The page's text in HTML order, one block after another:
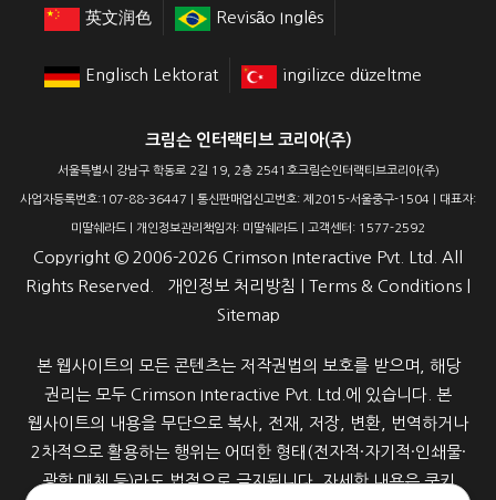
英文润色 Revisão Inglês
Englisch Lektorat ingilizce düzeltme
크림슨 인터랙티브 코리아(주)
서울특별시 강남구 학동로 2길 19, 2층 2541호크림슨인터랙티브코리아(주)
사업자등록번호:107-88-36447 | 통신판매업신고번호: 제2015-서울중구-1504 | 대표자:
미딸쉐라드 | 개인정보관리책임자: 미딸쉐라드 | 고객센터: 1577-2592
Copyright © 2006-2026 Crimson Interactive Pvt. Ltd. All
Rights Reserved. 개인정보 처리방침 Terms & Conditions
Sitemap
본 웹사이트의 모든 콘텐츠는 저작권법의 보호를 받으며, 해당
권리는 모두 Crimson Interactive Pvt. Ltd.에 있습니다. 본
웹사이트의 내용을 무단으로 복사, 전재, 저장, 변환, 번역하거나
2차적으로 활용하는 행위는 어떠한 형태(전자적·자기적·인쇄물·
광학 매체 등)라도 법적으로 금지됩니다. 자세한 내용은 쿠키